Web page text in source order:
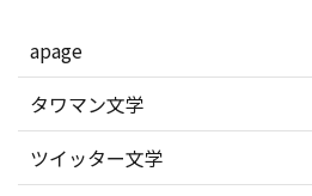
apage
タワマン文学
ツイッター文学